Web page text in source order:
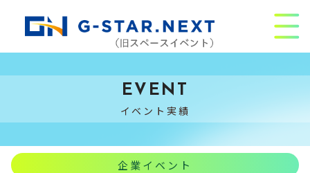
EVENT
イベント実績
企業イベント